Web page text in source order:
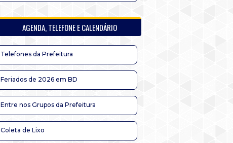
AGENDA, TELEFONE E CALENDÁRIO
Telefones da Prefeitura
Feriados de 2026 em BD
Entre nos Grupos da Prefeitura
Coleta de Lixo